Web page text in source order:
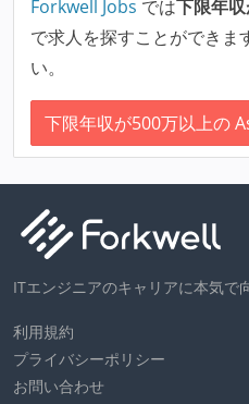
Forkwell Jobs では下限年
で求人を探すことができま
い。
下限年収が500万以上の
ITエンジニアのキャリアに本気で
利用規約
プライバシーポリシー
お問い合わせ